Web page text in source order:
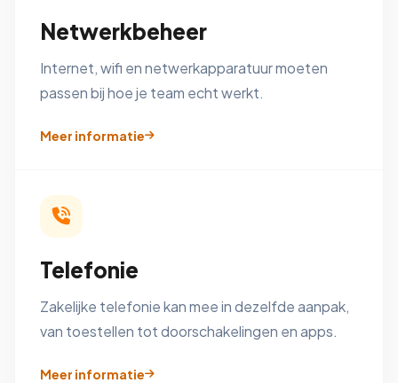
Netwerkbeheer
Internet, wifi en netwerkapparatuur moeten
passen bij hoe je team echt werkt.
Meer informatie
Telefonie
Zakelijke telefonie kan mee in dezelfde aanpak,
van toestellen tot doorschakelingen en apps.
Meer informatie